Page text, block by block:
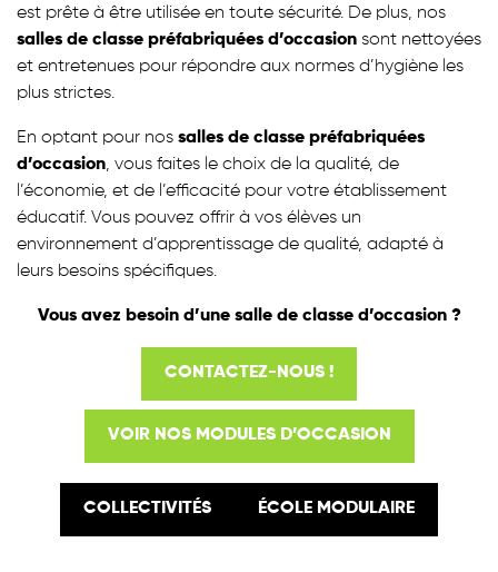
est prête à être utilisée en toute sécurité. De plus, nos
salles de classe préfabriquées d’occasion sont nettoyées
et entretenues pour répondre aux normes d’hygiène les
plus strictes.
En optant pour nos salles de classe préfabriquées
d’occasion, vous faites le choix de la qualité, de
l’économie, et de l’efficacité pour votre établissement
éducatif. Vous pouvez offrir à vos élèves un
environnement d’apprentissage de qualité, adapté à
leurs besoins spécifiques.
Vous avez besoin d’une salle de classe d’occasion ?
CONTACTEZ-NOUS !
VOIR NOS MODULES D’OCCASION
COLLECTIVITÉS ÉCOLE MODULAIRE